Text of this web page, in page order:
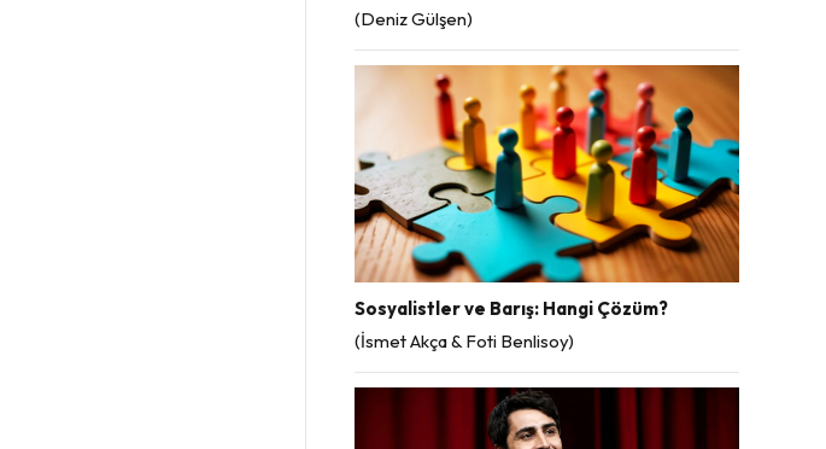
(Deniz Gülşen)
Sosyalistler ve Barış: Hangi Çözüm?
(İsmet Akça & Foti Benlisoy)